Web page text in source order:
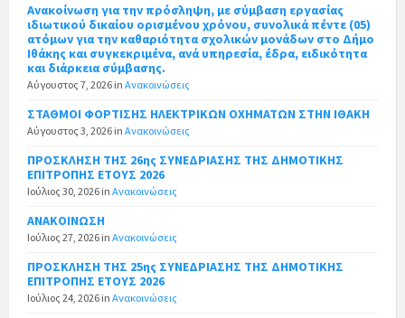
Ανακοίνωση για την πρόσληψη, με σύμβαση εργασίας
ιδιωτικού δικαίου ορισμένου χρόνου, συνολικά πέντε (05)
ατόμων για την καθαριότητα σχολικών μονάδων στο Δήμο
Ιθάκης και συγκεκριμένα, ανά υπηρεσία, έδρα, ειδικότητα
και διάρκεια σύμβασης.
Αύγουστος 7, 2026 in Ανακοινώσεις
ΣΤΑΘΜΟΙ ΦΟΡΤΙΣΗΣ ΗΛΕΚΤΡΙΚΩΝ ΟΧΗΜΑΤΩΝ ΣΤΗΝ ΙΘΑΚΗ
Αύγουστος 3, 2026 in Ανακοινώσεις
ΠΡΟΣΚΛΗΣΗ ΤΗΣ 26ης ΣΥΝΕΔΡΙΑΣΗΣ ΤΗΣ ΔΗΜΟΤΙΚΗΣ
ΕΠΙΤΡΟΠΗΣ ΕΤΟΥΣ 2026
Ιούλιος 30, 2026 in Ανακοινώσεις
ΑΝΑΚΟΙΝΩΣΗ
Ιούλιος 27, 2026 in Ανακοινώσεις
ΠΡΟΣΚΛΗΣΗ ΤΗΣ 25ης ΣΥΝΕΔΡΙΑΣΗΣ ΤΗΣ ΔΗΜΟΤΙΚΗΣ
ΕΠΙΤΡΟΠΗΣ ΕΤΟΥΣ 2026
Ιούλιος 24, 2026 in Ανακοινώσεις